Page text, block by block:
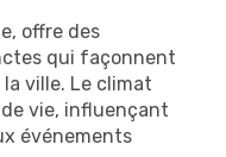
offre des
qui façonnent
ville. Le climat
vie, influençant
événements